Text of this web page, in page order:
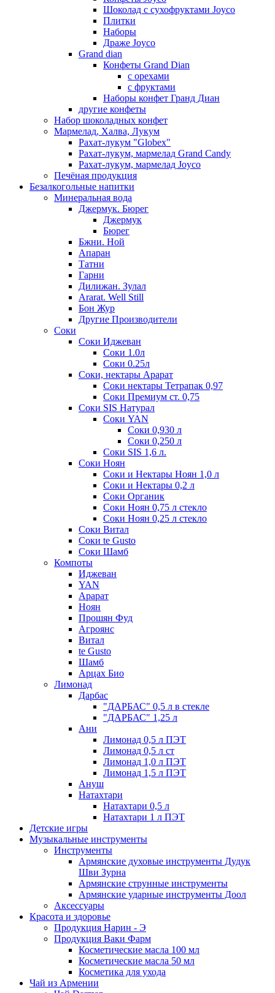
Шоколад с сухофруктами Joyco
Плитки
Наборы
Драже Joyco
Grand dian
Конфеты Grand Dian
с орехами
с фруктами
Наборы конфет Гранд Диан
другие конфеты
Набор шоколадных конфет
Мармелад, Халва, Лукум
Рахат-лукум "Globex"
Рахат-лукум, мармелад Grand Candy
Рахат-лукум, мармелад Joyco
Печёная продукция
Безалкогольные напитки
Минеральная вода
Джермук. Бюрег
Джермук
Бюрег
Бжни. Ной
Апаран
Татни
Гарни
Дилижан. Зулал
Ararat. Well Still
Бон Жур
Другие Производители
Соки
Соки Иджеван
Соки 1.0л
Соки 0.25л
Соки, нектары Арарат
Соки нектары Тетрапак 0,97
Соки Премиум ст. 0,75
Соки SIS Натурал
Соки YAN
Соки 0,930 л
Соки 0,250 л
Соки SIS 1,6 л.
Соки Ноян
Соки и Нектары Ноян 1,0 л
Соки и Нектары 0,2 л
Соки Органик
Соки Ноян 0,75 л стекло
Соки Ноян 0,25 л стекло
Соки Витал
Соки te Gusto
Соки Шамб
Компоты
Иджеван
YAN
Арарат
Ноян
Прошян Фуд
Агроянс
Витал
te Gusto
Шамб
Арцах Био
Лимонад
Дарбас
"ДАРБАС" 0,5 л в стекле
"ДАРБАС" 1,25 л
Ани
Лимонад 0,5 л ПЭТ
Лимонад 0,5 л ст
Лимонад 1,0 л ПЭТ
Лимонад 1,5 л ПЭТ
Ануш
Натахтари
Натахтари 0,5 л
Натахтари 1 л ПЭТ
Детские игры
Музыкальные инструменты
Инструменты
Армянские духовые инструменты Дудук
Шви Зурна
Армянские струнные инструменты
Армянские ударные инструменты Доол
Аксессуары
Красота и здоровье
Продукция Нарин - Э
Продукция Ваки Фарм
Косметические масла 100 мл
Косметические масла 50 мл
Косметика для ухода
Чай из Армении